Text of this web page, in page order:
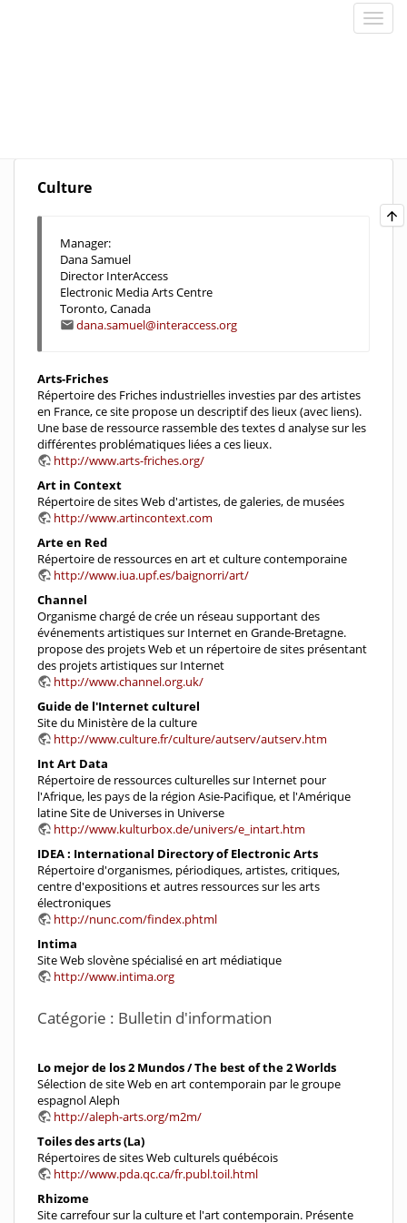
Culture
Manager:
Dana Samuel
Director InterAccess
Electronic Media Arts Centre
Toronto, Canada
dana.samuel@interaccess.org
Arts-Friches
Répertoire des Friches industrielles investies par des artistes
en France, ce site propose un descriptif des lieux (avec liens).
Une base de ressource rassemble des textes d analyse sur les
différentes problématiques liées a ces lieux.
http://www.arts-friches.org/
Art in Context
Répertoire de sites Web d'artistes, de galeries, de musées
http://www.artincontext.com
Arte en Red
Répertoire de ressources en art et culture contemporaine
http://www.iua.upf.es/baignorri/art/
Channel
Organisme chargé de crée un réseau supportant des
événements artistiques sur Internet en Grande-Bretagne.
propose des projets Web et un répertoire de sites présentant
des projets artistiques sur Internet
http://www.channel.org.uk/
Guide de l'Internet culturel
Site du Ministère de la culture
http://www.culture.fr/culture/autserv/autserv.htm
Int Art Data
Répertoire de ressources culturelles sur Internet pour
l'Afrique, les pays de la région Asie-Pacifique, et l'Amérique
latine Site de Universes in Universe
http://www.kulturbox.de/univers/e_intart.htm
IDEA : International Directory of Electronic Arts
Répertoire d'organismes, périodiques, artistes, critiques,
centre d'expositions et autres ressources sur les arts
électroniques
http://nunc.com/findex.phtml
Intima
Site Web slovène spécialisé en art médiatique
http://www.intima.org
Catégorie : Bulletin d'information
Lo mejor de los 2 Mundos / The best of the 2 Worlds
Sélection de site Web en art contemporain par le groupe
espagnol Aleph
http://aleph-arts.org/m2m/
Toiles des arts (La)
Répertoires de sites Web culturels québécois
http://www.pda.qc.ca/fr.publ.toil.html
Rhizome
Site carrefour sur la culture et l'art contemporain. Présente